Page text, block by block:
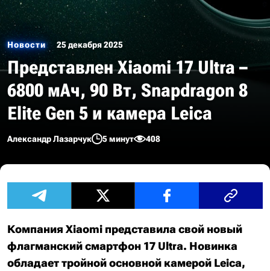
Новости 25 декабря 2025
Представлен Xiaomi 17 Ultra –
6800 мАч, 90 Вт, Snapdragon 8
Elite Gen 5 и камера Leica
Александр Лазарчук 5 минут 408
Компания Xiaomi представила свой новый
флагманский смартфон 17 Ultra. Новинка
обладает тройной основной камерой Leica,